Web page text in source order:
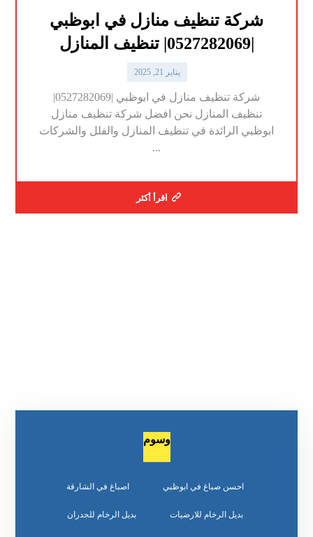
شركة تنظيف منازل في ابوظبي
|0527282069| تنظيف المنازل
يناير 21, 2025
شركة تنظيف منازل في ابوظبي |0527282069|
تنظيف المنازل نحن افضل شركة تنظيف منازل
ابوظبي الرائدة في تنظيف المنازل والفلل والشركات
...
اقرأ أكثر
وسوم
احسن صباغ في ابوظبي اصباغ في الشارقة
بديل الرخام للارضيات بديل الرخام للجدران